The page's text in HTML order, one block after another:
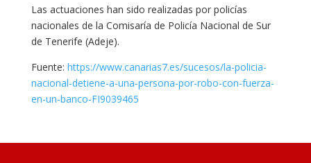
Las actuaciones han sido realizadas por policías
nacionales de la Comisaría de Policía Nacional de Sur
de Tenerife (Adeje).
Fuente: https://www.canarias7.es/sucesos/la-policia-
nacional-detiene-a-una-persona-por-robo-con-fuerza-
en-un-banco-FI9039465